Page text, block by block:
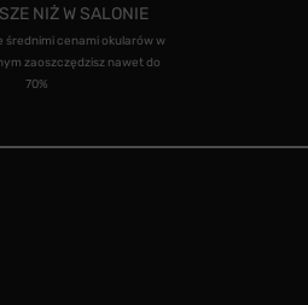
NIŻ W SALONIE
średnimi cenami okularów w
zaoszczędzisz nawet do
70%